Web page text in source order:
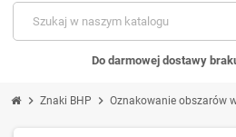
Do darmowej dostawy
chevron_right Znaki BHP chevron_right Oznakowanie obszarów